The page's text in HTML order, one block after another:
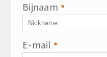
Bijnaam *
E-mail *